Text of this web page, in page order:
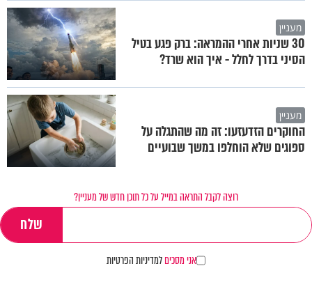
מעניין
30 שניות אחרי ההמראה: ברק פגע בטיל
הסיני בדרך לחלל - איך הוא שרד?
מעניין
החוקרים הזדעזעו: זה מה שהתגלה על
ספוגים שלא הוחלפו במשך שבועיים
רוצה לקבל התראה במייל על כל תוכן חדש של מעניין?
אני מסכיםלמדיניות הפרטיות